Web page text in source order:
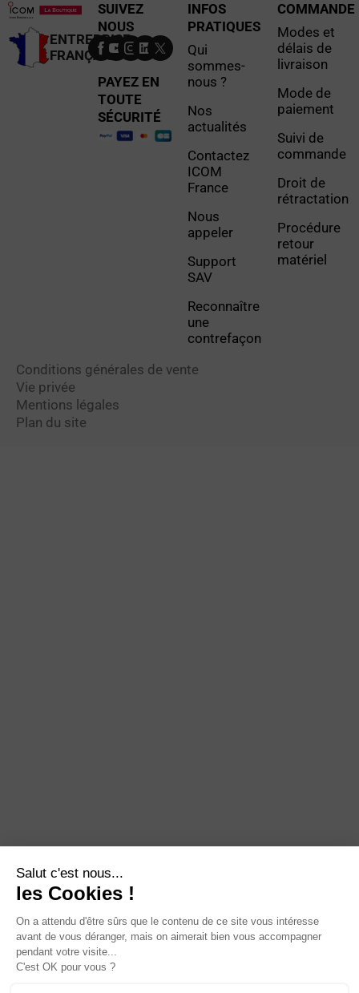
ENTREPRISE
FRANÇAISE
INFOS
PRATIQUES
Qui
sommes-
nous ?
Nos
actualités
Contactez
ICOM
France
Nous
appeler
Support
SAV
Reconnaître
une
contrefaçon
COMMANDE
Modes et
délais de
livraison
Mode de
paiement
Suivi de
commande
Droit de
rétractation
Procédure
retour
matériel
SUIVEZ
NOUS
PAYEZ EN
TOUTE
SÉCURITÉ
Conditions générales de vente
Vie privée
Mentions légales
Plan du site